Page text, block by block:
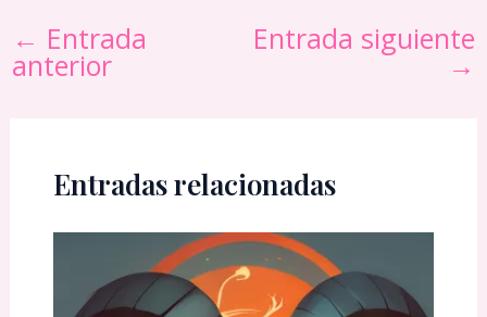
← Entrada
anterior
Entrada siguiente
→
Entradas relacionadas